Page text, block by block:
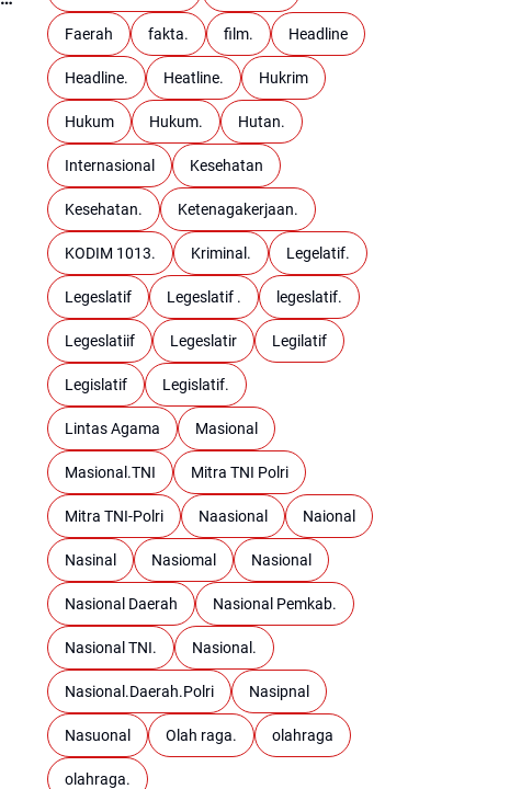
Faerah fakta. film. Headline
Headline. Heatline. Hukrim
Hukum Hukum. Hutan.
Internasional Kesehatan
Kesehatan. Ketenagakerjaan.
KODIM 1013. Kriminal. Legelatif.
Legeslatif Legeslatif . legeslatif.
Legeslatiif Legeslatir Legilatif
Legislatif Legislatif.
Lintas Agama Masional
Masional.TNI Mitra TNI Polri
Mitra TNI-Polri Naasional Naional
Nasinal Nasiomal Nasional
Nasional Daerah Nasional Pemkab.
Nasional TNI. Nasional.
Nasional.Daerah.Polri Nasipnal
Nasuonal Olah raga. olahraga
olahraga.